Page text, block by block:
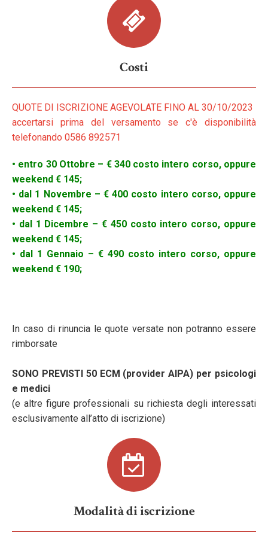
Costi
QUOTE DI ISCRIZIONE AGEVOLATE FINO AL 30/10/2023
accertarsi prima del versamento se c'è disponibilità
telefonando 0586 892571
• entro 30 Ottobre – € 340 costo intero corso, oppure
weekend € 145;
• dal 1 Novembre – € 400 costo intero corso, oppure
weekend € 145;
• dal 1 Dicembre – € 450 costo intero corso, oppure
weekend € 145;
• dal 1 Gennaio – € 490 costo intero corso, oppure
weekend € 190;
In caso di rinuncia le quote versate non potranno essere
rimborsate
SONO PREVISTI 50 ECM (provider AIPA) per psicologi
e medici
(e altre figure professionali su richiesta degli interessati
esclusivamente all’atto di iscrizione)
Modalità di iscrizione